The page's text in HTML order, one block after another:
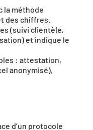
la méthode
des chiffres.
(suivi clientèle,
et indique le
: attestation,
anonymisé),
d’un protocole